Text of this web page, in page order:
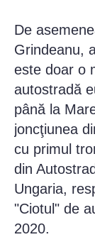
De
Grindeanu,
este doar o
autostradă
până la
joncţiunea
cu primul
din
Ungaria,
"Ciotul" de
2020.